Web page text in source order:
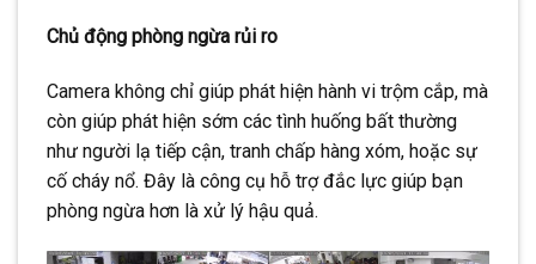
Chủ động phòng ngừa rủi ro
Camera không chỉ giúp phát hiện hành vi trộm cắp, mà
còn giúp phát hiện sớm các tình huống bất thường
như người lạ tiếp cận, tranh chấp hàng xóm, hoặc sự
cố cháy nổ. Đây là công cụ hỗ trợ đắc lực giúp bạn
phòng ngừa hơn là xử lý hậu quả.